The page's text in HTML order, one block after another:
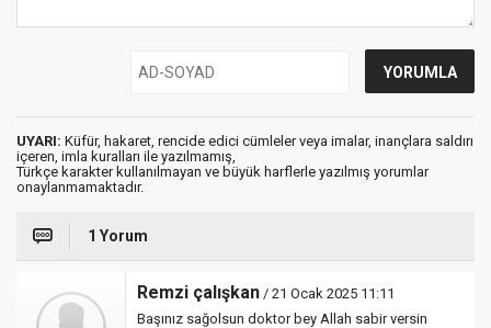
UYARI: Küfür, hakaret, rencide edici cümleler veya imalar, inançlara saldırı
içeren, imla kuralları ile yazılmamış,
Türkçe karakter kullanılmayan ve büyük harflerle yazılmış yorumlar
onaylanmamaktadır.
1 Yorum
Remzi çalışkan / 21 Ocak 2025 11:11
Başınız sağolsun doktor bey Allah sabir versin